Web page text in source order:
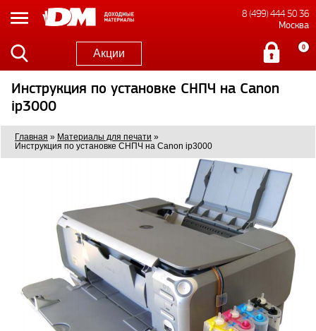
8 (499) 444 50 36
Москва
Акции 0
Инструкция по установке СНПЧ на Canon
ip3000
Главная » Материалы для печати »
Инструкция по установке СНПЧ на Canon ip3000